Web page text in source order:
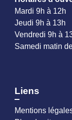
Mardi 9h à 12h
Jeudi 9h à 13h
Vendredi 9h à
Samedi matin
Liens
Mentions